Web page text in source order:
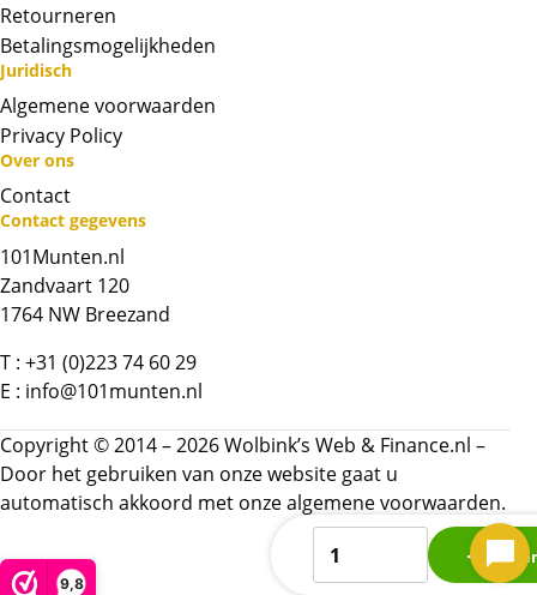
9,8
Chat met ons
Bel ons
Contactformulier
Retourneren
Betalingsmogelijkheden
Juridisch
Algemene voorwaarden
Privacy Policy
Over ons
Contact
Contact gegevens
101Munten.nl
Zandvaart 120
1764 NW Breezand
T : +31 (0)223 74 60 29
E : info@101munten.nl
Copyright © 2014 – 2026 Wolbink’s Web & Finance.nl –
Door het gebruiken van onze website gaat u
automatisch akkoord met onzealgemene voorwaarden.